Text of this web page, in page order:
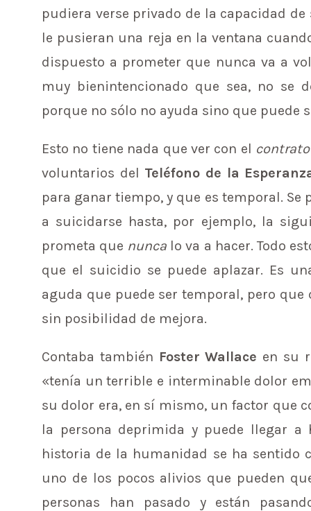
pudiera verse privado de la capacidad
le pusieran una reja en la ventana
dispuesto a prometer que nunca va a
muy bienintencionado que sea, no se
porque no sólo no ayuda sino que puede
Esto no tiene nada que ver con el
voluntarios del Teléfono de la
para ganar tiempo, y que es temporal.
a suicidarse hasta, por ejemplo, la
prometa que nunca lo va a hacer. Todo
que el suicidio se puede aplazar. Es
aguda que puede ser temporal, pero
sin posibilidad de mejora.
Contaba también Foster Wallace en su
«tenía un terrible e interminable dolor
su dolor era, en sí mismo, un factor que
la persona deprimida y puede llegar a
historia de la humanidad se ha sentido
uno de los pocos alivios que pueden
personas han pasado y están